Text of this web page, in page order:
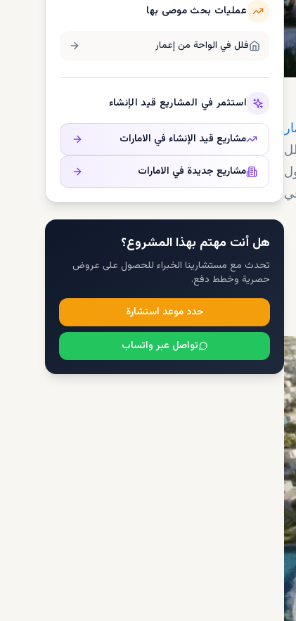
عمليات بحث موصى بها
فلل في الواحة من إعمار
استثمر في المشاريع قيد الإنشاء
مشاريع قيد الإنشاء في الامارات
مشاريع جديدة في الامارات
هل أنت مهتم بهذا المشروع؟
تحدث مع مستشارينا الخبراء للحصول على عروض
حصرية وخطط دفع.
حدد موعد استشارة
تواصل عبر واتساب